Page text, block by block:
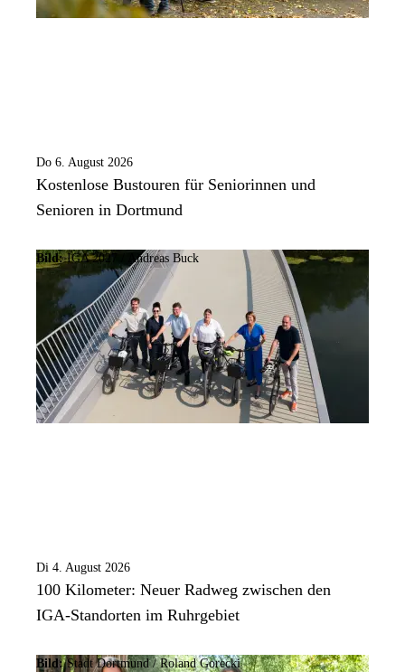
Do 6. August 2026
Kostenlose Bustouren für Seniorinnen und
Senioren in Dortmund
Bild: IGA 2027 / Andreas Buck
Di 4. August 2026
100 Kilometer: Neuer Radweg zwischen den
IGA-Standorten im Ruhrgebiet
Bild:Stadt Dortmund / Roland Gorecki